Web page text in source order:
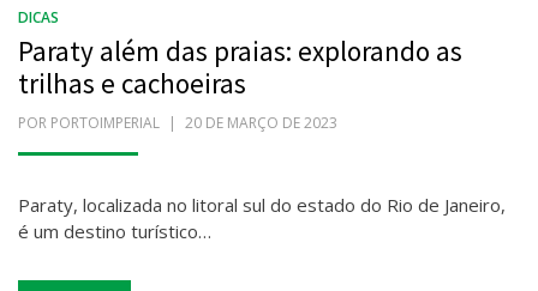
DICAS
Paraty além das praias: explorando as
trilhas e cachoeiras
POR PORTOIMPERIAL
POSTADO
20 DE MARÇO DE 2023
Paraty, localizada no litoral sul do estado do Rio de Janeiro,
é um destino turístico…